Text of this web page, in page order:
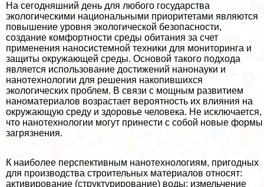
На сегодняшний день для любого государства
экологическими национальными приоритетами являются
повышение уровня экологической безопасности,
создание комфортности среды обитания за счет
применения наносистемной техники для мониторинга и
защиты окружающей среды. Основой такого подхода
является использование достижений нанонауки и
нанотехнологии для решения накопившихся
экологических проблем. В связи с мощным развитием
наноматериалов возрастает вероятность их влияния на
окружающую среду и здоровье человека. Не исключается,
что нанотехнологии могут принести с собой новые формы
загрязнения.
К наиболее перспективным нанотехнологиям, пригодных
для производства строительных материалов относят:
активирование (структурирование) воды; измельчение